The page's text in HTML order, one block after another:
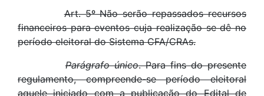
Art. 5º Não serão repassados recursos
financeiros para eventos cuja realização se dê no
período eleitoral do Sistema CFA/CRAs.
Parágrafo único. Para fins do presente
regulamento, compreende-se período eleitoral
aquele iniciado com a publicação do Edital de